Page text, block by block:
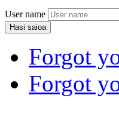
User name
Hasi saioa
Forgot
Forgot